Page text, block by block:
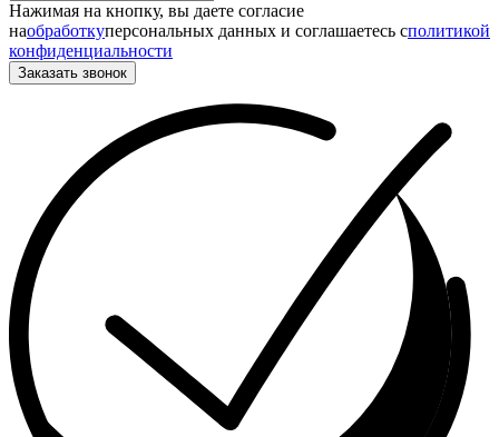
Нажимая на кнопку, вы даете согласие
наобработкуперсональных данных и соглашаетесь cполитикой
конфиденциальности
Заказать звонок